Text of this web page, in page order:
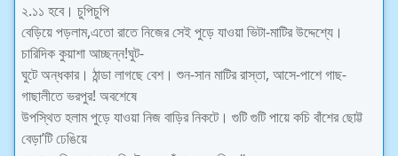
২.১১ হবে। চুপিচুপি
বেড়িয়ে পড়লাম,এতো রাতে নিজের সেই পুড়ে যাওয়া ভিটা-মাটির উদ্দেশ্যে।
চারিদিক কুয়াশা আচ্ছন্ন!ঘুট-
ঘুটে অন্ধকার। ঠান্ডা লাগছে বেশ। শুন-সান মাটির রাস্তা, আসে-পাশে গাছ-
গাছালীতে ভরপুর! অবশেষে
উপস্থিত হলাম পুড়ে যাওয়া নিজ বাড়ির নিকটে। গুটি গুটি পায়ে কচি বাঁশের ছোট্ট
বেড়া’টি ঢেঙিয়ে